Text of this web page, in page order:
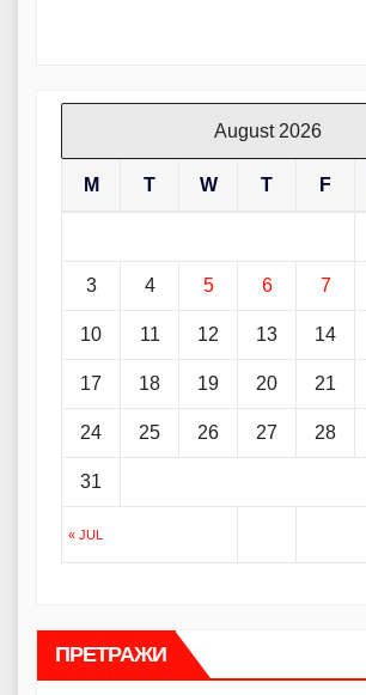
August 2026
M T W T F
« JUL
3 4 5 6 7
10 11 12 13 14
17 18 19 20 21
24 25 26 27 28
31
ПРЕТРАЖИ